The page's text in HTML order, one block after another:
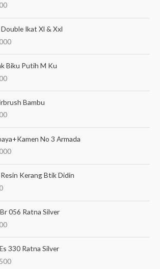
Double Ikat Xl & Xxl
Biku Putih M Ku
Bambu
No 3 Armada
Kerang Btik Didin
056 Ratna Silver
330 Ratna Silver